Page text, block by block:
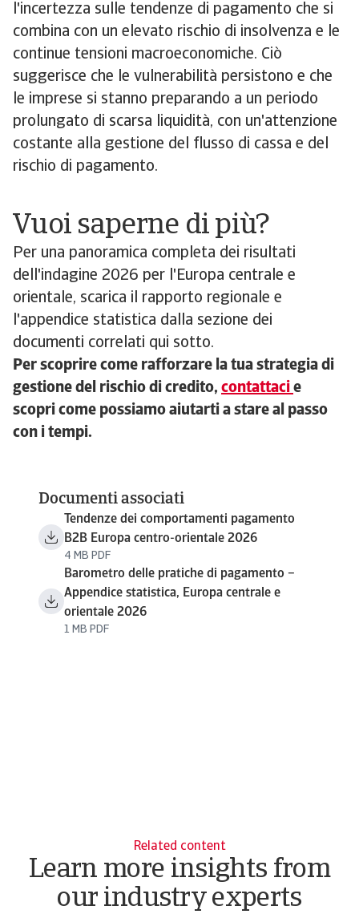
l'incertezza sulle tendenze di pagamento che si
combina con un elevato rischio di insolvenza e le
continue tensioni macroeconomiche. Ciò
suggerisce che le vulnerabilità persistono e che
le imprese si stanno preparando a un periodo
prolungato di scarsa liquidità, con un'attenzione
costante alla gestione del flusso di cassa e del
rischio di pagamento.
Vuoi saperne di più?
Per una panoramica completa dei risultati
dell'indagine 2026 per l'Europa centrale e
orientale, scarica il rapporto regionale e
l'appendice statistica dalla sezione dei
documenti correlati qui sotto.
Per scoprire come rafforzare la tua strategia di
gestione del rischio di credito, contattaci e
scopri come possiamo aiutarti a stare al passo
con i tempi.
Documenti associati
Tendenze dei comportamenti pagamento
B2B Europa centro-orientale 2026
4 MB PDF
Barometro delle pratiche di pagamento –
Appendice statistica, Europa centrale e
orientale 2026
1 MB PDF
Related content
Learn more insights from
our industry experts